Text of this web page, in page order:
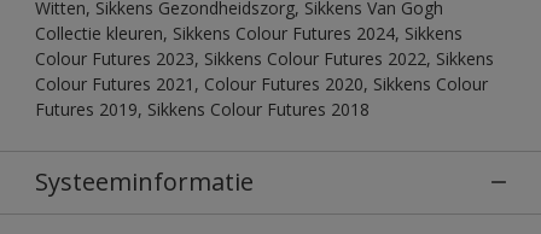
Witten, Sikkens Gezondheidszorg, Sikkens Van Gogh
Collectie kleuren, Sikkens Colour Futures 2024, Sikkens
Colour Futures 2023, Sikkens Colour Futures 2022, Sikkens
Colour Futures 2021, Colour Futures 2020, Sikkens Colour
Futures 2019, Sikkens Colour Futures 2018
Systeeminformatie